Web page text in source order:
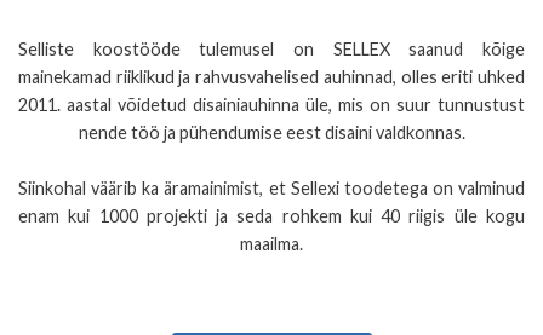
Selliste koostööde tulemusel on SELLEX saanud kõige
mainekamad riiklikud ja rahvusvahelised auhinnad, olles eriti uhked
2011. aastal võidetud disainiauhinna üle, mis on suur tunnustust
nende töö ja pühendumise eest disaini valdkonnas.
Siinkohal väärib ka äramainimist, et Sellexi toodetega on valminud
enam kui 1000 projekti ja seda rohkem kui 40 riigis üle kogu
maailma.